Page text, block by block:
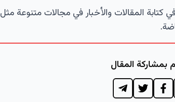
المقالات والأخبار في مجالات متنوعة مثل
بمشاركة المقال